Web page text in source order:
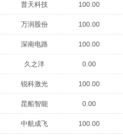
普天科技 100.00
万润股份 100.00
深南电路 100.00
久之洋 0.00
锐科激光 100.00
昆船智能 0.00
中航成飞 100.00